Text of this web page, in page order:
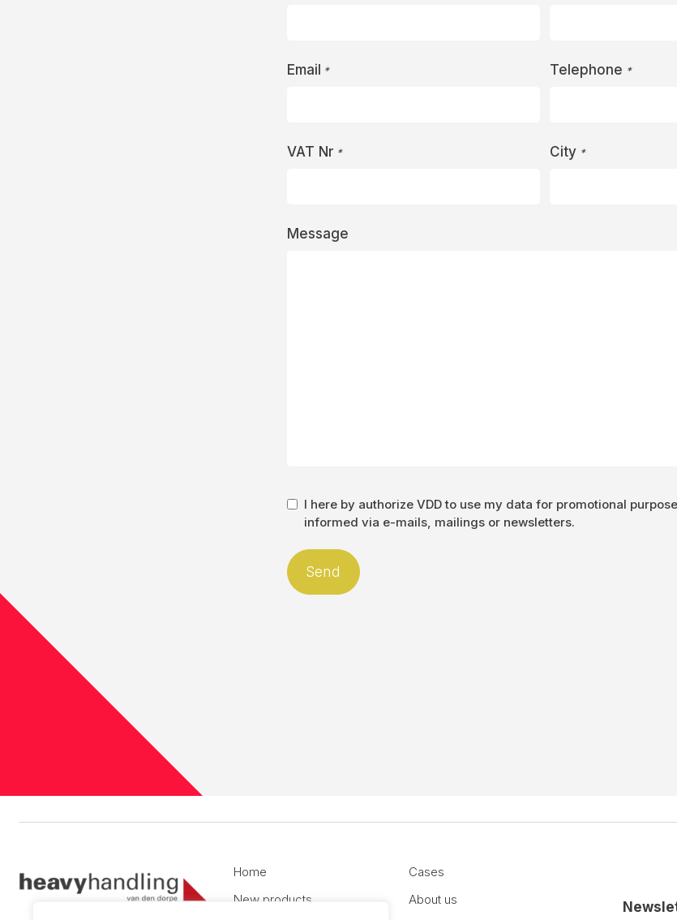
Email * Telephone *
VAT Nr * City *
Message
Authorisation
*
I here by authorize VDD to use my data for promotional
informed via e-mails, mailings or newsletters.
Home
New products
Cases
About us